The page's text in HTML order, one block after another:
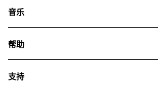
音乐
搜索
专辑
帮助
我们如何运用AI
支持